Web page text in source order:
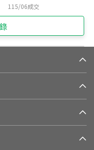
115/06成交